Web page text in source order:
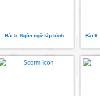
Bài 5. Ngôn ngữ lập trình Bài